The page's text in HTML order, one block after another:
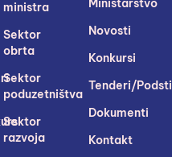
Ministarstvo
Novosti
Konkursi
Tenderi/
Dokumenti
Kontakt
ministra
Sektor
obrta
Sektor
poduzetništva
Sektor
razvoja